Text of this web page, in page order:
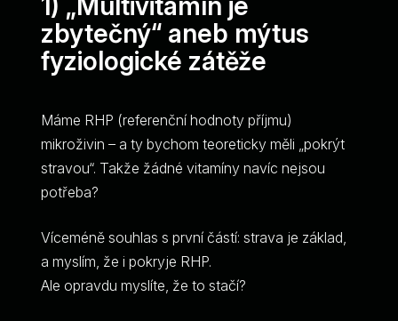
zbytečný“ aneb mýtus
fyziologické zátěže
Máme RHP (referenční hodnoty příjmu)
mikroživin – a ty bychom teoreticky měli „pokrýt
stravou“. Takže žádné vitamíny navíc nejsou
potřeba?
Víceméně souhlas s první částí: strava je základ,
a myslím, že i pokryje RHP.
Ale opravdu myslíte, že to stačí?